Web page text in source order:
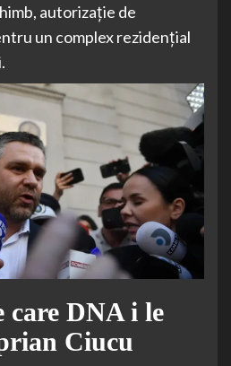
autorizație de
un complex rezidențial
care DNA i le
Ciucu